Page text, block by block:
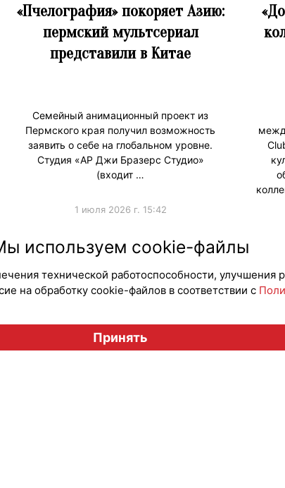
«Пчелография» покоряет Азию:
пермский мультсериал
представили в Китае
Семейный анимационный проект из
Пермского края получил возможность
заявить о себе на глобальном уровне.
Студия «АР Джи Бразерс Студио»
(входит …
1 июля 2026 г. 15:42
лицензионного рынка", licensingrussia.ru, 2009-2026
используем cookie-файлы
технической работоспособности, улучшения
на обработку cookie-файлов в соответствии с
Принять